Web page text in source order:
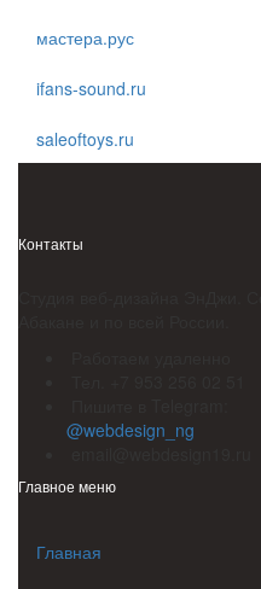
мастера.рус
ifans-sound.ru
saleoftoys.ru
Контакты
@webdesign_ng
Главное меню
Главная